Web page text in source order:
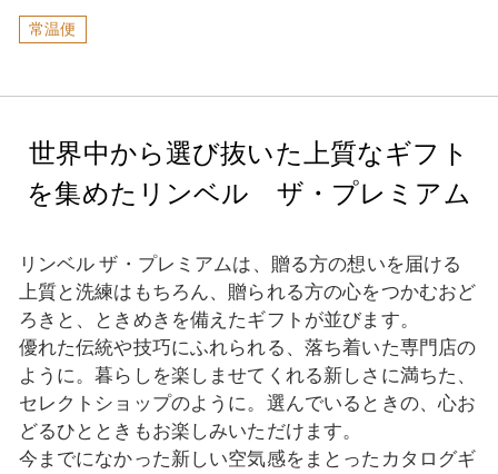
常温便
世界中から選び抜いた上質なギフト
を集めたリンベル ザ・プレミアム
リンベル ザ・プレミアムは、贈る方の想いを届ける
上質と洗練はもちろん、贈られる方の心をつかむおど
ろきと、ときめきを備えたギフトが並びます。
優れた伝統や技巧にふれられる、落ち着いた専門店の
ように。暮らしを楽しませてくれる新しさに満ちた、
セレクトショップのように。選んでいるときの、心お
どるひとときもお楽しみいただけます。
今までになかった新しい空気感をまとったカタログギ